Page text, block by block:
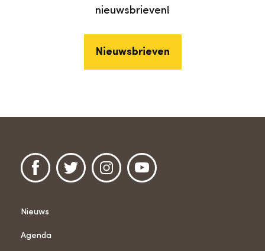
nieuwsbrieven!
Nieuwsbrieven
Nieuws
Agenda